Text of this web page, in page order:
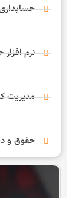
نرم
مدیریت
حقوق و